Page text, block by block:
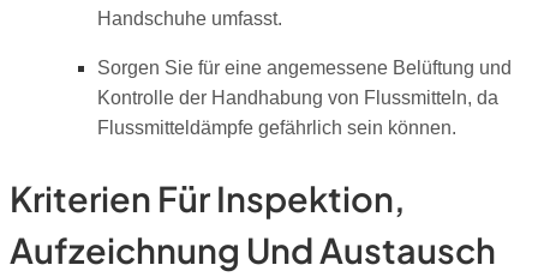
Handschuhe umfasst.
Sorgen Sie für eine angemessene Belüftung und
Kontrolle der Handhabung von Flussmitteln, da
Flussmitteldämpfe gefährlich sein können.
Kriterien Für Inspektion,
Aufzeichnung Und Austausch